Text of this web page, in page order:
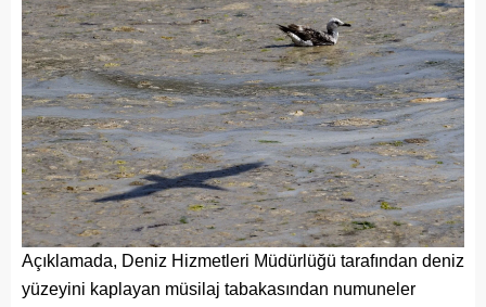
Açıklamada, Deniz Hizmetleri Müdürlüğü tarafından deniz
yüzeyini kaplayan müsilaj tabakasından numuneler